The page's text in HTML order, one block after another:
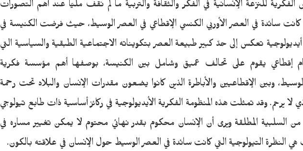
للنزعة الإنسانية في الفكر والثقافة والتربية ما لم نقف مليّا عند أهم التصورات
كانت سائدة في العصر الأوربي الكنسي الإقطاعي في العصر الوسيط، حيث فرضت الكنيسة في
تعكس إلى حدّ كبير طبيعة العصر بتكويناته الاجتماعية الطبقية والسياسية التي
إقطاعي يقوم على تحالف عميق وشامل بين الكنيسة، بوصفها أهم مؤسسة فكرية
وبين الإقطاعيين والأباطرة الذين كانوا يضعون مقدرات الإنسان والبلاد تحت رحمة
يرحم. وقد تمثلت هذه المنظومة الفكرية الأيديولوجية في ركائز أساسية ذات طابع تيولوجي
من السلبية المطلقة ويرى أن الإنسان محكوم بقدر نهائي محتوم لا يمكن تغيير مساره في
النظرة التيولوجية التي كانت سائدة في العصر الوسيط حول الإنسان في علاقته بالكون.